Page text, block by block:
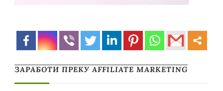
ЗАРАБОТИ ПРЕКУ AFFILIATE MARKETING